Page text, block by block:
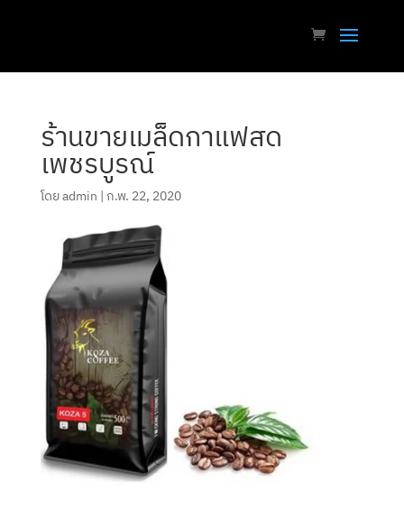
ร้านขายเมล็ดกาแฟสด
เพชรบูรณ์
โดยadmin | ก.พ. 22, 2020